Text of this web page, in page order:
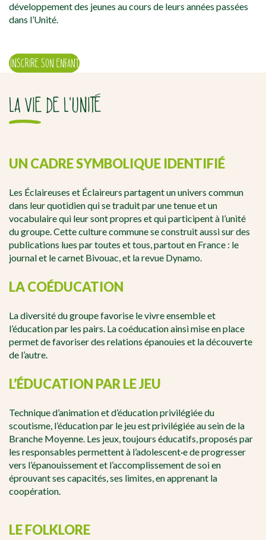
développement des jeunes au cours de leurs années passées
dans l’Unité.
INSCRIRE SON ENFANT
LA VIE DE L'UNITÉ
UN CADRE SYMBOLIQUE IDENTIFIÉ
Les Éclaireuses et Éclaireurs partagent un univers commun
dans leur quotidien qui se traduit par une tenue et un
vocabulaire qui leur sont propres et qui participent à l’unité
du groupe. Cette culture commune se construit aussi sur des
publications lues par toutes et tous, partout en France : le
journal et le carnet Bivouac, et la revue Dynamo.
LA COÉDUCATION
La diversité du groupe favorise le vivre ensemble et
l’éducation par les pairs. La coéducation ainsi mise en place
permet de favoriser des relations épanouies et la découverte
de l’autre.
L’ÉDUCATION PAR LE JEU
Technique d’animation et d’éducation privilégiée du
scoutisme, l’éducation par le jeu est privilégiée au sein de la
Branche Moyenne. Les jeux, toujours éducatifs, proposés par
les responsables permettent à l’adolescent·e de progresser
vers l’épanouissement et l’accomplissement de soi en
éprouvant ses capacités, ses limites, en apprenant la
coopération.
LE FOLKLORE